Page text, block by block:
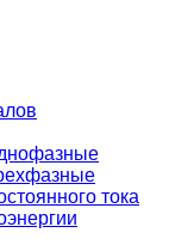
тока